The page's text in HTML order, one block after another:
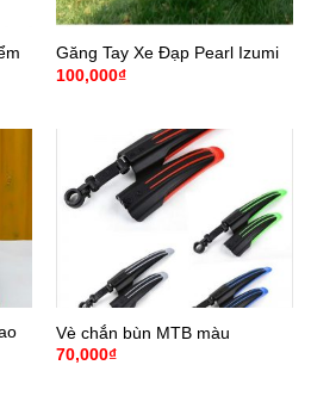
Găng Tay Xe Đạp Pearl Izumi
100,000₫
Vè chắn bùn MTB màu
70,000₫